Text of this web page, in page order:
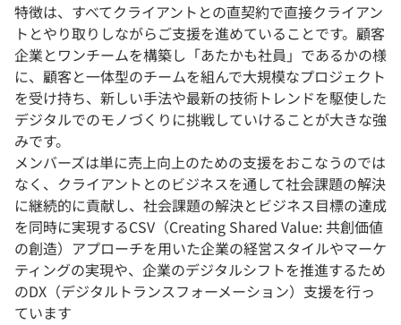
特徴は、すべてクライアントとの直契約で直接クライアン
トとやり取りしながらご支援を進めていることです。顧客
企業とワンチームを構築し「あたかも社員」であるかの様
に、顧客と一体型のチームを組んで大規模なプロジェクト
を受け持ち、新しい手法や最新の技術トレンドを駆使した
デジタルでのモノづくりに挑戦していけることが大きな強
みです。
メンバーズは単に売上向上のための支援をおこなうのでは
なく、クライアントとのビジネスを通して社会課題の解決
に継続的に貢献し、社会課題の解決とビジネス目標の達成
を同時に実現するCSV（Creating Shared Value: 共創価値
の創造）アプローチを用いた企業の経営スタイルやマーケ
ティングの実現や、企業のデジタルシフトを推進するため
のDX（デジタルトランスフォーメーション）支援を行っ
ています